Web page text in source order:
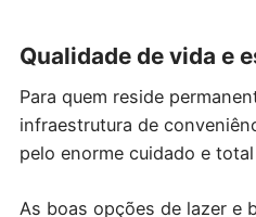
Qualidade de vida e
Para quem reside
infraestrutura de
pelo enorme cuidado e
As boas opções de lazer e